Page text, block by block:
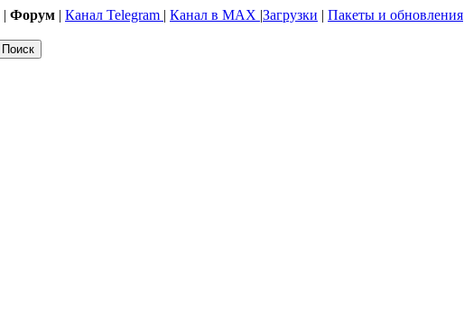
| Форум | Канал Telegram | Канал в MAX |Загрузки | Пакеты и обновления